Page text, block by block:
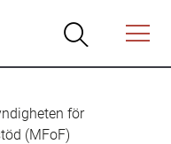
Öppna
Öppna
Menyn
för
(MFoF)